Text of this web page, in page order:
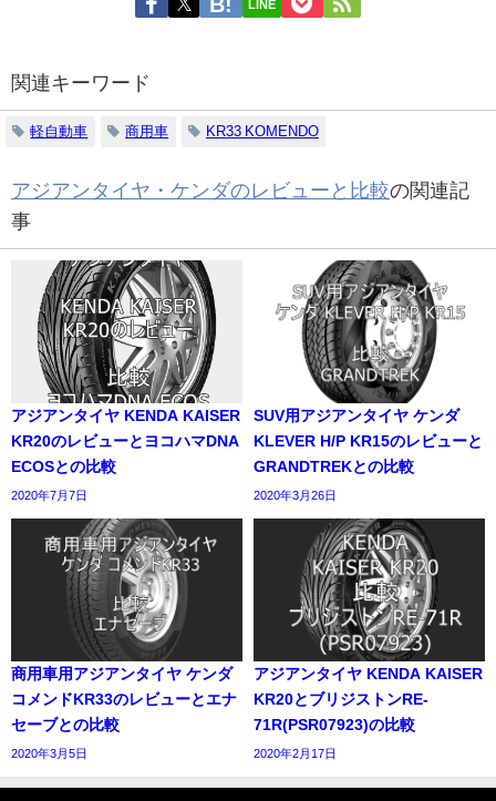
LINE
関連キーワード
軽自動車 商用車 KR33 KOMENDO
アジアンタイヤ・ケンダのレビューと比較の関連記
事
アジアンタイヤ KENDA KAISER
KR20のレビューとヨコハマDNA
ECOSとの比較
2020年7月7日
SUV用アジアンタイヤ ケンダ
KLEVER H/P KR15のレビューと
GRANDTREKとの比較
2020年3月26日
商用車用アジアンタイヤ ケンダ
コメンドKR33のレビューとエナ
セーブとの比較
2020年3月5日
アジアンタイヤ KENDA KAISER
KR20とブリジストンRE-
71R(PSR07923)の比較
2020年2月17日